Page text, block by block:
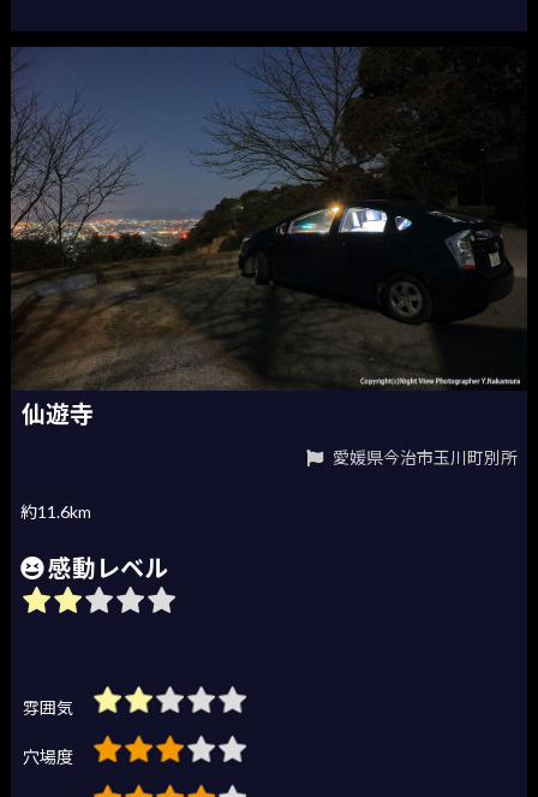
仙遊寺
愛媛県今治市玉川町別所
約11.6km
感動レベル
雰囲気
穴場度